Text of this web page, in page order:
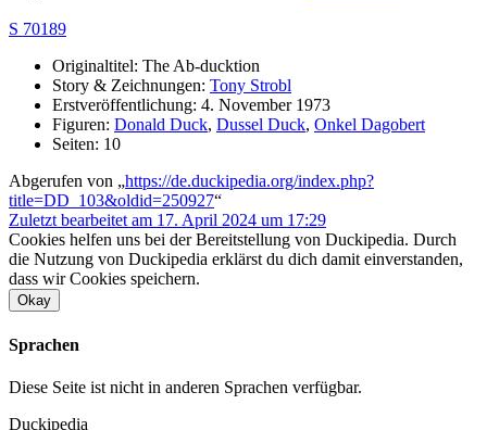
S 70189
Originaltitel: The Ab-ducktion
Story & Zeichnungen: Tony Strobl
Erstveröffentlichung: 4. November 1973
Figuren: Donald Duck, Dussel Duck, Onkel Dagobert
Seiten: 10
Abgerufen von „https://de.duckipedia.org/index.php?
title=DD_103&oldid=250927“
Zuletzt bearbeitet am 17. April 2024 um 17:29
Cookies helfen uns bei der Bereitstellung von Duckipedia. Durch
die Nutzung von Duckipedia erklärst du dich damit einverstanden,
dass wir Cookies speichern.
Okay
Sprachen
Diese Seite ist nicht in anderen Sprachen verfügbar.
Duckipedia